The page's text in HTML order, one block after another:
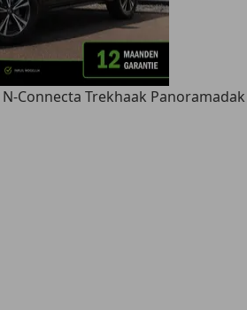
N-Connecta Trekhaak Panoramadak